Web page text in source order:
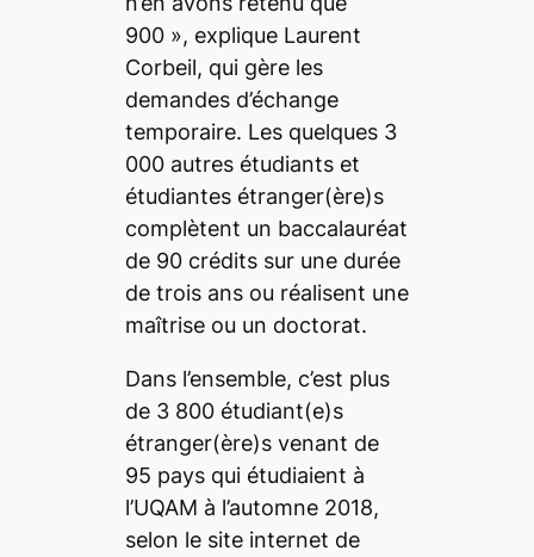
900 », explique Laurent
Corbeil, qui gère les
demandes d’échange
temporaire. Les quelques 3
000 autres étudiants et
étudiantes étranger(ère)s
complètent un baccalauréat
de 90 crédits sur une durée
de trois ans ou réalisent une
maîtrise ou un doctorat.
Dans l’ensemble, c’est plus
de 3 800 étudiant(e)s
étranger(ère)s venant de
95 pays qui étudiaient à
l’UQAM à l’automne 2018,
selon le site internet de